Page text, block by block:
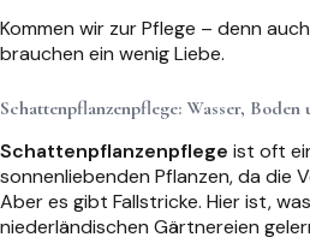
Kommen wir zur Pflege – denn
brauchen ein wenig Liebe.
Schattenpflanzenpflege: Wasser, Boden
Schattenpflanzenpflege ist oft
sonnenliebenden Pflanzen, da die
Aber es gibt Fallstricke. Hier ist,
niederländischen Gärtnereien